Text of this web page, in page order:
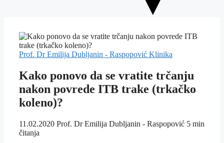
Prof. Dr Emilija Dubljanin - Raspopović Klinika
Kako ponovo da se vratite trčanju
nakon povrede ITB trake (trkačko
koleno)?
11.02.2020 Prof. Dr Emilija Dubljanin - Raspopović 5 min
čitanja